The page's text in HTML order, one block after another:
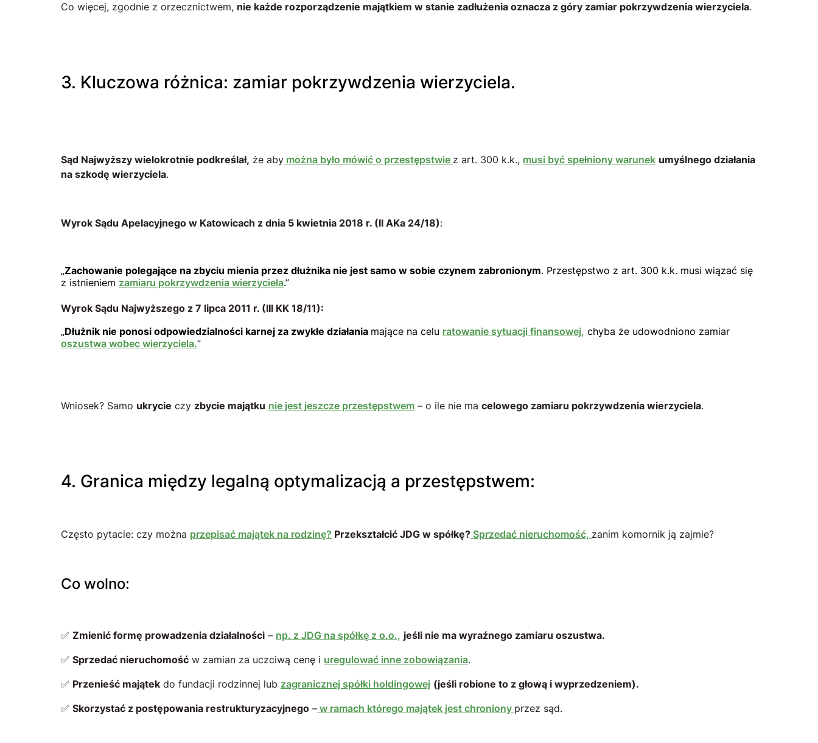
Co więcej, zgodnie z orzecznictwem, nie każde rozporządzenie majątkiem w stanie zadłużenia oznacza z góry zamiar pokrzywdzenia wierzyciela.
3. Kluczowa różnica: zamiar pokrzywdzenia wierzyciela.
Sąd Najwyższy wielokrotnie podkreślał, że aby można było mówić o przestępstwie z art. 300 k.k., musi być spełniony warunek umyślnego działania
na szkodę wierzyciela.
Wyrok Sądu Apelacyjnego w Katowicach z dnia 5 kwietnia 2018 r. (II AKa 24/18):
„Zachowanie polegające na zbyciu mienia przez dłużnika nie jest samo w sobie czynem zabronionym. Przestępstwo z art. 300 k.k. musi wiązać się
z istnieniem zamiaru pokrzywdzenia wierzyciela.”
Wyrok Sądu Najwyższego z 7 lipca 2011 r. (III KK 18/11):
„Dłużnik nie ponosi odpowiedzialności karnej za zwykłe działania mające na celu ratowanie sytuacji finansowej, chyba że udowodniono zamiar
oszustwa wobec wierzyciela.”
Wniosek? Samo ukrycie czy zbycie majątku nie jest jeszcze przestępstwem – o ile nie ma celowego zamiaru pokrzywdzenia wierzyciela.
4. Granica między legalną optymalizacją a przestępstwem:
Często pytacie: czy można przepisać majątek na rodzinę? Przekształcić JDG w spółkę? Sprzedać nieruchomość, zanim komornik ją zajmie?
Co wolno:
✅ Zmienić formę prowadzenia działalności – np. z JDG na spółkę z o.o., jeśli nie ma wyraźnego zamiaru oszustwa.
✅ Sprzedać nieruchomość w zamian za uczciwą cenę i uregulować inne zobowiązania.
✅ Przenieść majątek do fundacji rodzinnej lub zagranicznej spółki holdingowej (jeśli robione to z głową i wyprzedzeniem).
✅ Skorzystać z postępowania restrukturyzacyjnego – w ramach którego majątek jest chroniony przez sąd.